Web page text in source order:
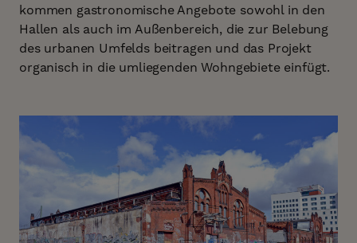
kommen gastronomische Angebote sowohl in den
Hallen als auch im Außenbereich, die zur Belebung
des urbanen Umfelds beitragen und das Projekt
organisch in die umliegenden Wohngebiete einfügt.